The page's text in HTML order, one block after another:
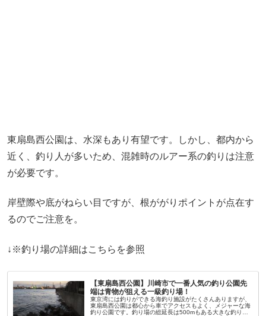
東扇島西公園は、水深もあり有望です。しかし、都内から
近く、釣り人が多いため、混雑時のルアー系の釣りは注意
が必要です。
岸壁際や底がねらい目ですが、根ががりポイントが点在す
るのでご注意を。
↓※釣り場の詳細はこちらを参照
【東扇島西公園】川崎市で一番人気の釣り公園先
端は青物が狙える一級釣り場！
東京湾には釣りができる海釣り施設がたくさんありますが、
東扇島西公園は都心から車でアクセスもよく、メジャーな海
釣り公園です。釣り場の総延長は500mもある大きな釣り場